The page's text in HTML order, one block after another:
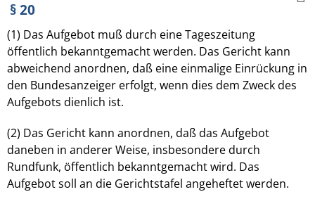
§ 20
(1) Das Aufgebot muß durch eine Tageszeitung
öffentlich bekanntgemacht werden. Das Gericht kann
abweichend anordnen, daß eine einmalige Einrückung in
den Bundesanzeiger erfolgt, wenn dies dem Zweck des
Aufgebots dienlich ist.
(2) Das Gericht kann anordnen, daß das Aufgebot
daneben in anderer Weise, insbesondere durch
Rundfunk, öffentlich bekanntgemacht wird. Das
Aufgebot soll an die Gerichtstafel angeheftet werden.